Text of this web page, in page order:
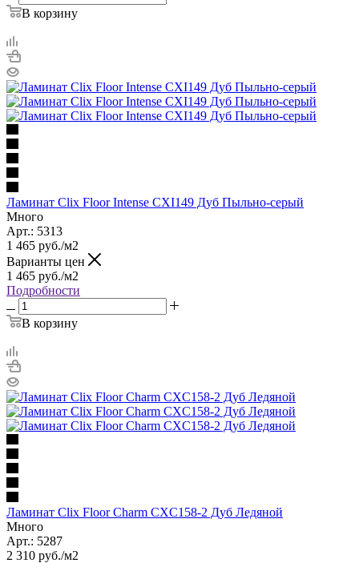
В корзину
Ламинат Clix Floor Intense CXI149 Дуб Пыльно-серый
Много
Арт.: 5313
1 465 руб./м2
Варианты цен
1 465 руб./м2
Подробности
В корзину
Ламинат Clix Floor Charm CXC158-2 Дуб Ледяной
Много
Арт.: 5287
2 310 руб./м2